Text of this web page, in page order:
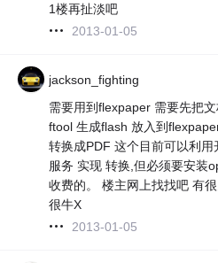
1楼再扯淡吧
2013-01-05
jackson_fighting
需要用到flexpaper 需要先把
ftool 生成flash 放入到
转换成PDF 这个目前可以利
服务 实现 转换,但必须要安装
收费的。 楼主网上找找吧 有
很牛X
2013-01-05